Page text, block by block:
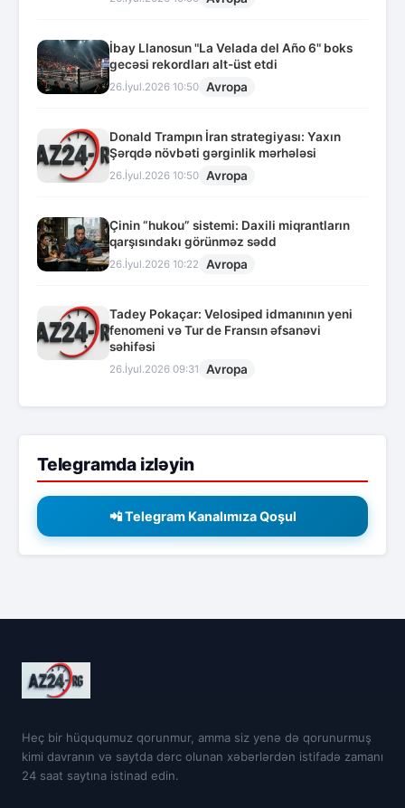
İbay Llanosun "La Velada del Año 6" boks
gecəsi rekordları alt-üst etdi
26.İyul.2026 10:50 Avropa
Donald Trampın İran strategiyası: Yaxın
Şərqdə növbəti gərginlik mərhələsi
26.İyul.2026 10:50 Avropa
Çinin “hukou” sistemi: Daxili miqrantların
qarşısındakı görünməz sədd
26.İyul.2026 10:22 Avropa
Tadey Pokaçar: Velosiped idmanının yeni
fenomeni və Tur de Fransın əfsanəvi
səhifəsi
26.İyul.2026 09:31 Avropa
Telegramda izləyin
📲 Telegram Kanalımıza Qoşul
Heç bir hüququmuz qorunmur, amma siz yenə də qorunurmuş
kimi davranın və saytda dərc olunan xəbərlərdən istifadə zamanı
24 saat saytına istinad edin.